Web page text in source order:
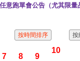
意跑單會公告（尤其限
7 8 9
10